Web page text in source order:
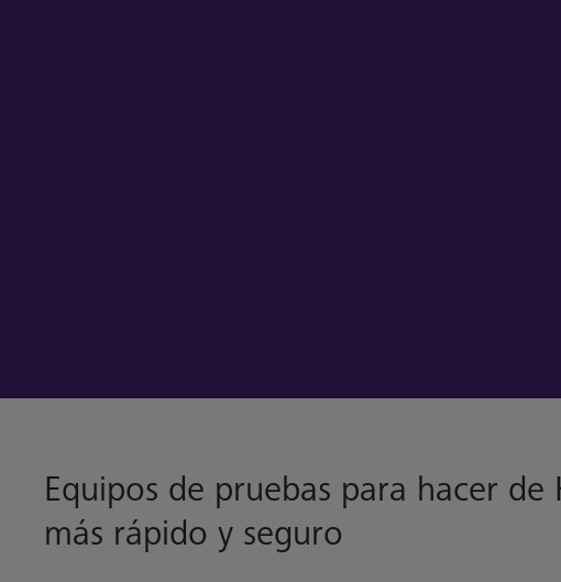
Equipos de pruebas para hacer
más rápido y seguro